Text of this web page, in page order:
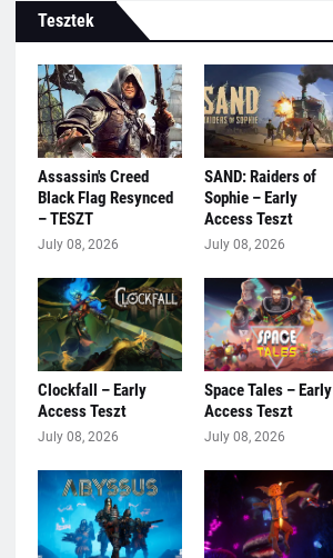
Tesztek
Assassin's Creed
Black Flag Resynced
– TESZT
July 08, 2026
SAND: Raiders of
Sophie – Early
Access Teszt
July 08, 2026
Clockfall – Early
Access Teszt
July 08, 2026
Space Tales – Early
Access Teszt
July 08, 2026